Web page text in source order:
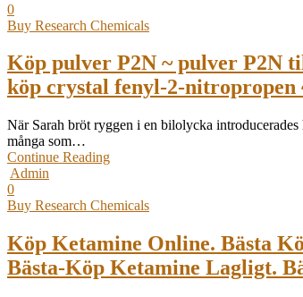
0
Buy Research Chemicals
Köp pulver P2N ~ pulver P2N
köp crystal fenyl-2-
När Sarah bröt ryggen i en bilolycka
många som…
Continue Reading
Admin
0
Buy Research Chemicals
Köp Ketamine Online. Bästa
Bästa-Köp Ketamine Lagligt.